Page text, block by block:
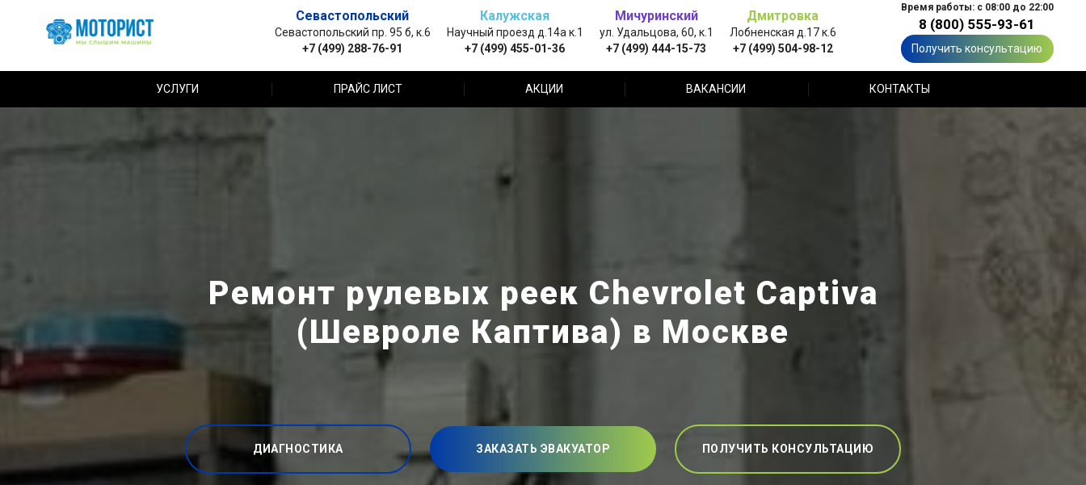
Севастопольский
Севастопольский пр. 95 б, к.6
+7 (499) 288-76-91
Калужская
Научный проезд д.14а к.1
+7 (499) 455-01-36
Мичуринский
ул. Удальцова, 60, к.1
+7 (499) 444-15-73
Дмитровка
Лобненская д.17 к.6
+7 (499) 504-98-12
Время работы: с 08:00 до 22:00
8 (800) 555-93-61
Получить консультацию
УСЛУГИ ПРАЙС ЛИСТ АКЦИИ ВАКАНСИИ КОНТАКТЫ
Ремонт рулевых реек Chevrolet Captiva
(Шевроле Каптива) в Москве
ДИАГНОСТИКА ЗАКАЗАТЬ ЭВАКУАТОР ПОЛУЧИТЬ КОНСУЛЬТАЦИЮ